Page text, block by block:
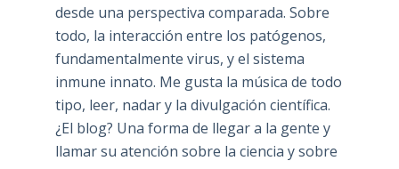
desde una perspectiva comparada. Sobre
todo, la interacción entre los patógenos,
fundamentalmente virus, y el sistema
inmune innato. Me gusta la música de todo
tipo, leer, nadar y la divulgación científica.
¿El blog? Una forma de llegar a la gente y
llamar su atención sobre la ciencia y sobre